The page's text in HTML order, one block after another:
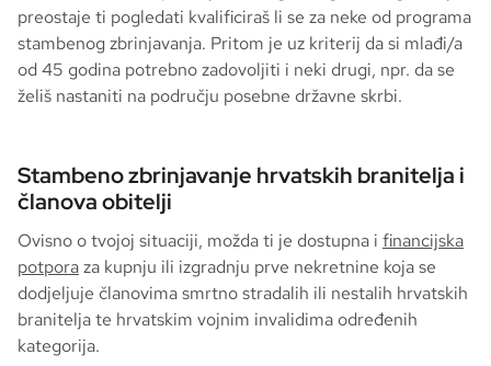
preostaje ti pogledati kvalificiraš li se za neke od programa
stambenog zbrinjavanja. Pritom je uz kriterij da si mlađi/a
od 45 godina potrebno zadovoljiti i neki drugi, npr. da se
želiš nastaniti na području posebne državne skrbi.
Stambeno zbrinjavanje hrvatskih branitelja i
članova obitelji
Ovisno o tvojoj situaciji, možda ti je dostupna i financijska
potporaza kupnju ili izgradnju prve nekretnine koja se
dodjeljuje članovima smrtno stradalih ili nestalih hrvatskih
branitelja te hrvatskim vojnim invalidima određenih
kategorija.